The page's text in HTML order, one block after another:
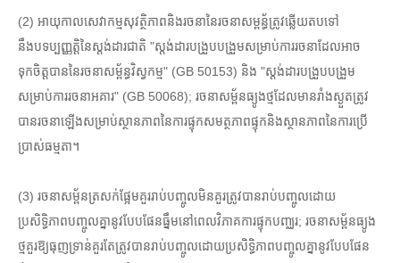
(2) អាយុកាលសេវាកម្មសុវត្ថិភាពនិងរចនានៃរចនាសម្ពន្ធ័ត្រូវឆ្លើយតបទៅ
នឹងបទប្បញ្ញត្តិនៃស្តង់ដារជាតិ "ស្តង់ដារបង្រួបបង្រួមសម្រាប់ការរចនាដែលអាច
ទុកចិត្តបាននៃរចនាសម្ព័ន្ធវិស្វកម្ម" (GB 50153) និង "ស្តង់ដារបង្រួបបង្រួម
សម្រាប់ការរចនាអគារ" (GB 50068); រចនាសម្ព័នធ្យូងថ្មដែលមានរាំងស្ងួតត្រូវ
បានរចនាឡើងសម្រាប់ស្ថានភាពនៃការផ្ទុកសមត្ថភាពផ្ទុកនិងស្ថានភាពនៃការប្រើ
ប្រាស់ធម្មតា។
(3) រចនាសម្ព័នត្រសក់ផ្អែមគួររាប់បញ្ចូលមិនគួរត្រូវបានរាប់បញ្ចូលដោយ
ប្រសិទ្ធិភាពបញ្ចូលគ្នានូវបែបផែនធ្នឹមនៅពេលវិភាគការផ្ទុកបញ្ឈរ; រចនាសម្ព័នធ្យូង
ថ្មគួរឱ្យធុញទ្រាន់គួរតែត្រូវបានរាប់បញ្ចូលដោយប្រសិទ្ធិភាពបញ្ចូលគ្នានូវបែបផែន